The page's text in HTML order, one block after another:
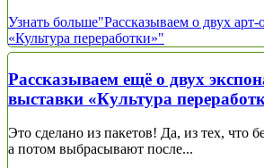
Узнать больше"Рассказываем о двух арт-
«Культура переработки»"
Рассказываем ещё о двух
выставки «Культура
Это сделано из пакетов! Да, из тех, что
а потом выбрасывают после...